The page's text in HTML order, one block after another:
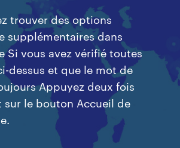
trouver des options
supplémentaires dans
Si vous avez vérifié toutes
dessus et que le mot de
Appuyez deux fois
sur le bouton Accueil de